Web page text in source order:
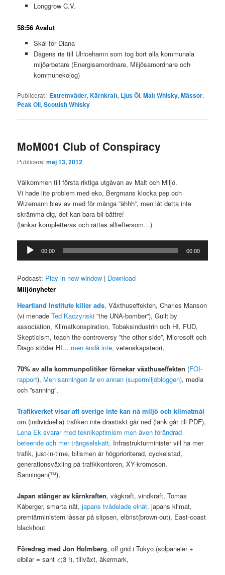
Longgrow C.V.
58:56 Avslut
Skål för Diana
Dagens ris till Ulricehamn som tog bort alla kommunala
mijöarbetare (Energisamordnare, Miljösamordnare och
kommunekolog)
Publicerat i Extremväder,Kärnkraft, Ljus Öl,Malt Whisky,Mässor,
Peak Oil,Scottish Whisky
MoM001 Club of Conspiracy
Publiceratmaj 13, 2012
Välkommen till första riktiga utgåvan av Malt och Miljö.
Vi hade lite problem med eko, Bergmans klocka pep och
Wizemann blev av med för många ”ähhh”, men låt detta inte
skrämma dig, det kan bara bli bättre!
(länkar kompletteras och rättas allteftersom…)
Ljudspelare
00:00 00:00
Podcast: Play in new window | Download
Miljönyheter
Heartland Institute killer ads, Växthuseffekten, Charles Manson
(vi menadeTed Kaczynski”the UNA-bomber”), Guilt by
association, Klimatkonspiration, Tobaksindustrin och HI, FUD,
Skepticism, teach the controversy ”the other side”, Microsoft och
Diago stöder HI… men ändå inte, vetenskapsteori,
70% av alla kommunpolitiker förnekar växthuseffekten (FOI-
rapport), Men sanningen är en annan (supermiljöbloggen), media
och ”sanning”,
Trafikverket visar att sverige inte kan nå miljö och klimatmål
om (individuella) trafiken inte drastiskt går ned (länk går till PDF),
Lena Ek svarar med teknikoptimism men även förändrad
beteende och mer trängselskatt, Infrastrukturminister vill ha mer
trafik, just-in-time, bilismen är högprioriterad, cyckelstad,
generationsväxling på trafikkontoren, XY-kromoson,
Sanningen(™),
Japan stänger av kärnkraften, vågkraft, vindkraft, Tomas
Kåberger, smarta nät, japans tvådelade elnät, japans klimat,
premiärministern låssar på slipsen, elbrist(brown-out), East-coast
blackhout
Föredrag med Jon Holmberg, off grid i Tokyo (solpaneler +
elbilar = sant <;3 !), tillväxt, åkermark,